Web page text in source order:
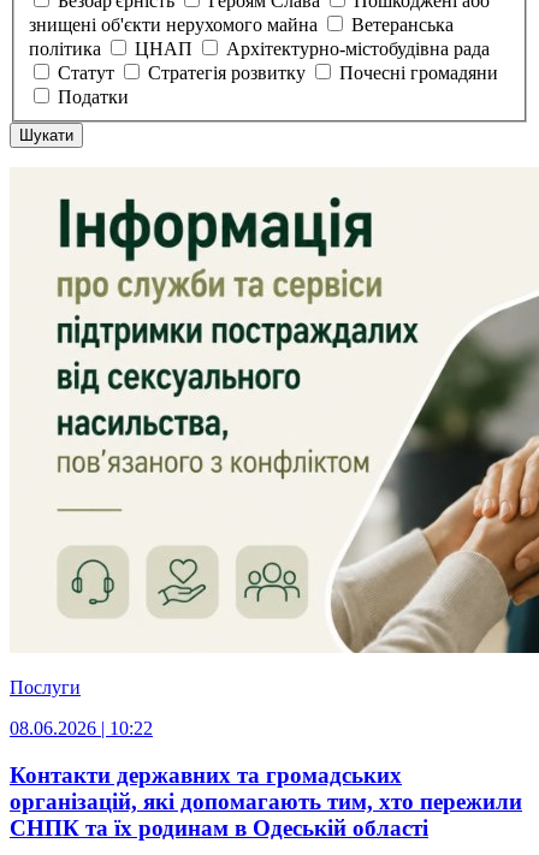
знищені об'єкти нерухомого майна
Ветеранська
політика
ЦНАП
Архітектурно-містобудівна рада
Статут
Стратегія розвитку
Почесні громадяни
Податки
Шукати
Послуги
08.06.2026 | 10:22
Контакти державних та громадських
організацій, які допомагають тим, хто пережили
СНПК та їх родинам в Одеській області